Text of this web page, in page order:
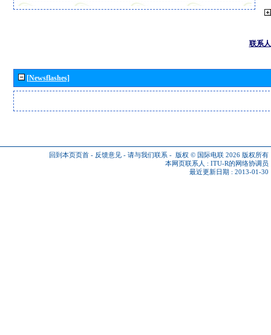
联系人
[Newsflashes]
回到本页页首 - 反馈意见 - 请与我们联系 - 版权 © 国际电联 2026 版权所有
本网页联系人 : ITU-R的网络协调员
最近更新日期 : 2013-01-30